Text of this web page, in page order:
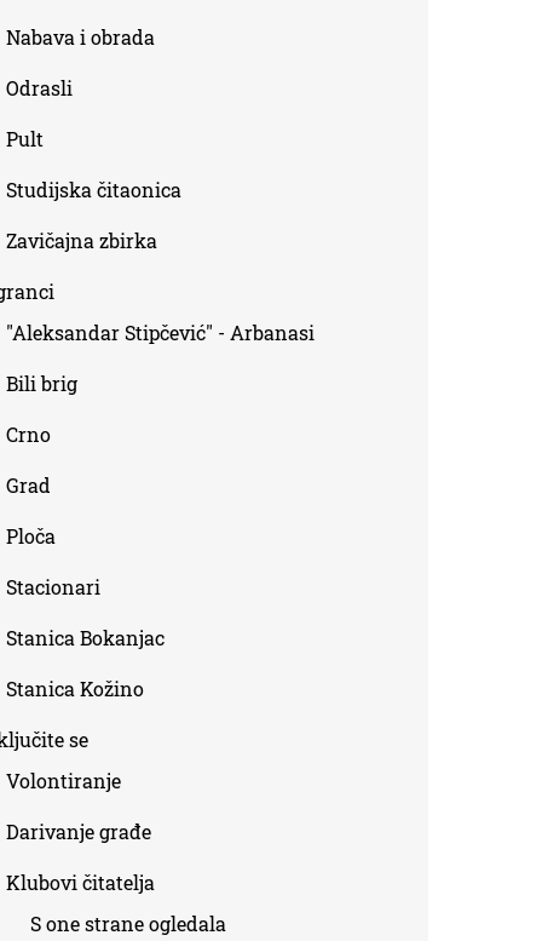
Nabava i obrada
Odrasli
Pult
Studijska čitaonica
Zavičajna zbirka
"Aleksandar Stipčević" - Arbanasi
Bili brig
Crno
Grad
Ploča
Stacionari
Stanica Bokanjac
Stanica Kožino
se
Volontiranje
Darivanje građe
Klubovi čitatelja
S one strane ogledala